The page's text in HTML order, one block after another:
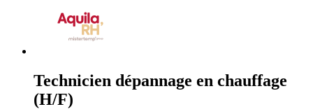
Technicien dépannage en chauffage
(H/F)